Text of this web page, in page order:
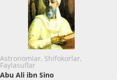
Astronomlar, Shifokorlar,
Faylasuflar
Abu Ali ibn Sino